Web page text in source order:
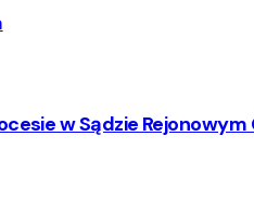
w Sądzie